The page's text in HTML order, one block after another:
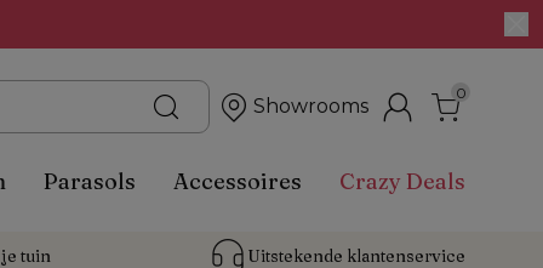
Showrooms
0
Parasols Accessoires Crazy Deals
tuin Uitstekende klantenservice